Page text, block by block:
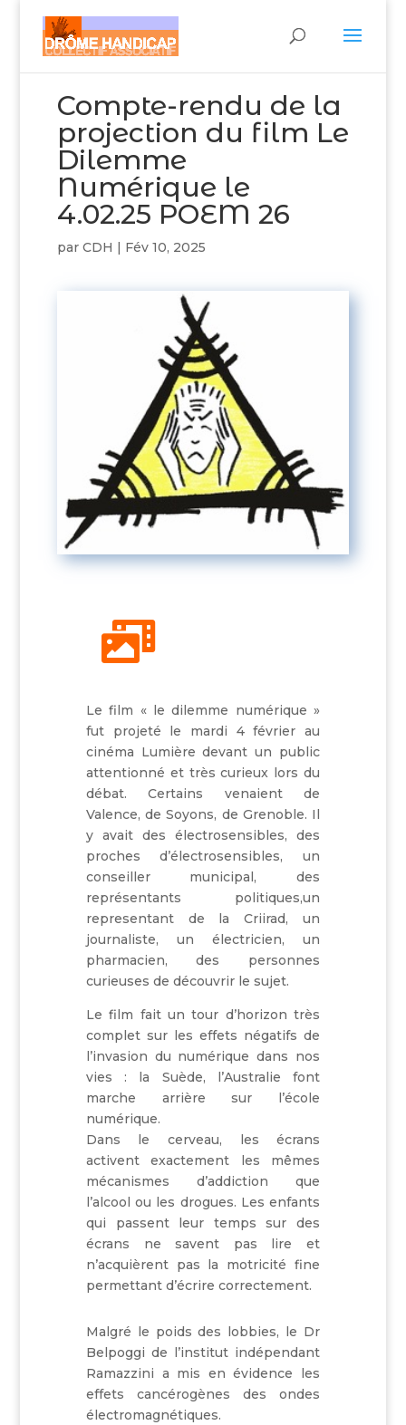
Compte-rendu de la
projection du film Le
Dilemme
Numérique le
4.02.25 POEM 26
par CDH | Fév 10, 2025

Le film « le dilemme numérique »
fut projeté le mardi 4 février au
cinéma Lumière devant un public
attentionné et très curieux lors du
débat. Certains venaient de
Valence, de Soyons, de Grenoble. Il
y avait des électrosensibles, des
proches d’électrosensibles, un
conseiller municipal, des
représentants politiques,un
representant de la Criirad,
un
journaliste, un électricien, un
pharmacien, des personnes
curieuses de découvrir le sujet.
Le film fait un tour d’horizon très
complet sur les effets négatifs de
l’invasion du numérique dans nos
vies : la Suède, l’Australie font
marche arrière sur l’école
numérique.
Dans le cerveau, les écrans
activent exactement les mêmes
mécanismes d’addiction que
l’alcool ou les drogues. Les enfants
qui passent leur temps sur des
écrans ne savent pas lire et
n’acquièrent pas la motricité fine
permettant d’écrire correctement.
Malgré le poids des lobbies, le Dr
Belpoggi de l’institut indépendant
Ramazzini a mis en évidence les
effets cancérogènes des ondes
électromagnétiques.